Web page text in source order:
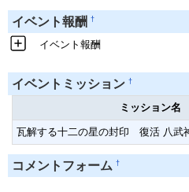
イベント報酬 †
イベント報酬
イベントミッション †
ミッション名
瓦解する十二の星の封印 復活 八武
コメントフォーム †